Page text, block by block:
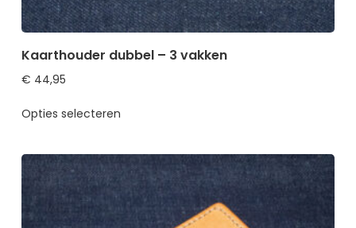
Kaarthouder dubbel – 3 vakken
€ 44,95
Opties selecteren